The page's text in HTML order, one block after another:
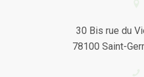
30 Bis rue du
78100 Saint-